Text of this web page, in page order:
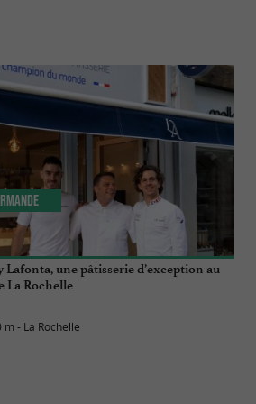
Lafonta, une pâtisserie d’exception au
La Rochelle
m - La Rochelle